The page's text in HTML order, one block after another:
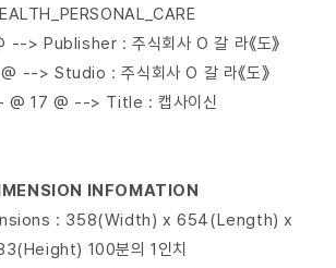
> Publisher : 주식회사 O 갈 라《도》
--> Studio : 주식회사 O 갈 라《도》
17 @ --> Title : 캡사이신
INFOMATION
: 358(Width) x 654(Length) x
100분의 1인치